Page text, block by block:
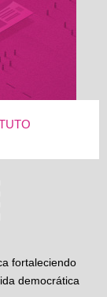
fortaleciendo
democrática